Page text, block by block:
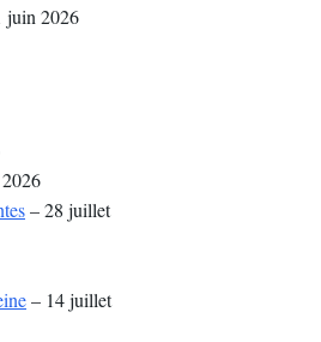
juin 2026
– 28 juillet
– 14 juillet